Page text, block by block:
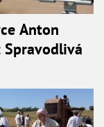
Anton
Spravodlivá